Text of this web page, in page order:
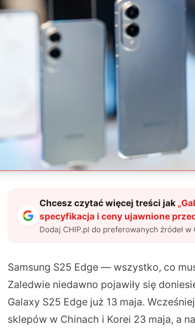
Chcesz czytać więcej treści jak „
specyfikacja i ceny ujawnione
Dodaj CHIP.pl do preferowanych źródeł w
Samsung S25 Edge — wszystko, co
Zaledwie niedawno pojawiły się
Galaxy S25 Edge już 13 maja.
sklepów w Chinach i Korei 23 maja, a